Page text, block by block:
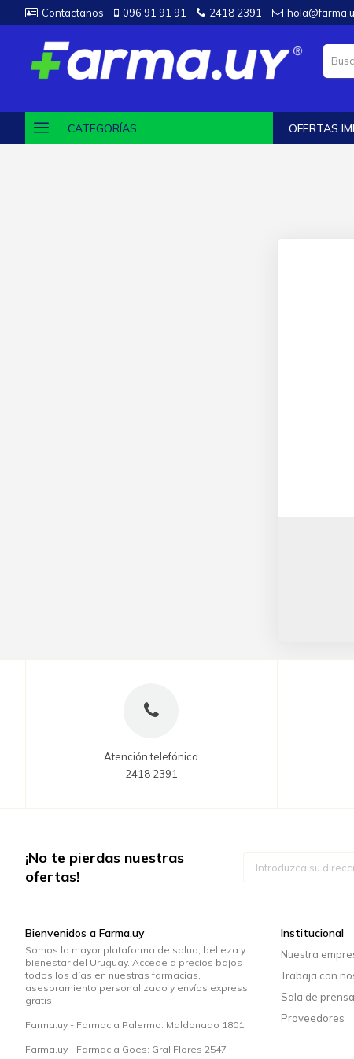
Contactanos 096 91 91 91 2418 2391
CATEGORÍAS OFERTAS
Atención telefónica
2418 2391
¡No te pierdas nuestras
ofertas!
Bienvenidos a Farma.uy
Somos la mayor plataforma de salud, belleza y
bienestar del Uruguay. Accede a precios bajos
todos los días en nuestras farmacias,
asesoramiento personalizado y envíos express
gratis.
Farma.uy - Farmacia Palermo: Maldonado 1801
Farma.uy - Farmacia Goes: Gral Flores 2547
Institucional
Nuestra
Trabaja con
Sala de prensa
Proveedores